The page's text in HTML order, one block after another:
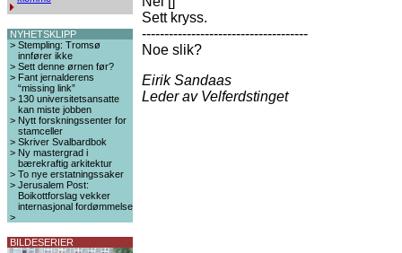
NYHETSKLIPP
> Stempling: Tromsø
innfører ikke
> Sett denne ørnen før?
> Fant jernalderens
“missing link”
> 130 universitetsansatte
kan miste jobben
> Nytt forskningssenter for
stamceller
> Skriver Svalbardbok
> Ny mastergrad i
bærekraftig arkitektur
> To nye erstatningssaker
> Jerusalem Post:
Boikottforslag vekker
internasjonal fordømmelse
>
BILDESERIER
Sett kryss.
-------------------------------------
Noe slik?
Eirik Sandaas
Leder av Velferdstinget